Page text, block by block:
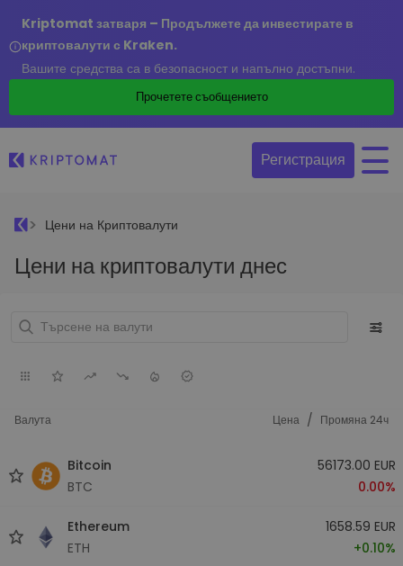
Kriptomat затваря – Продължете да инвестирате в
криптовалути с Kraken.
Вашите средства са в безопасност и напълно достъпни.
Прочетете съобщението
Регистрация
Цени на Криптовалути
Цени на криптовалути днес
Валута Цена / Промяна 24ч
Bitcoin
BTC
56173.00 EUR
0.00%
Ethereum
ETH
1658.59 EUR
+0.10%